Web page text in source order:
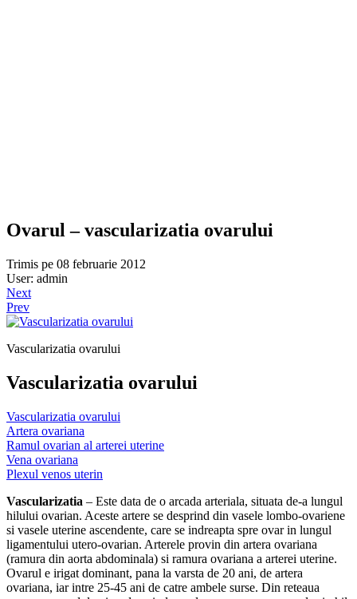
Ovarul – vascularizatia ovarului
Trimis pe 08 februarie 2012
User: admin
Next
Prev
Vascularizatia ovarului
Vascularizatia ovarului
Vascularizatia ovarului
Artera ovariana
Ramul ovarian al arterei uterine
Vena ovariana
Plexul venos uterin
Vascularizatia – Este data de o arcada arteriala, situata de-a lungul
hilului ovarian. Aceste artere se desprind din vasele lombo-ovariene
si vasele uterine ascendente, care se indreapta spre ovar in lungul
ligamentului utero-ovarian. Arterele provin din artera ovariana
(ramura din aorta abdominala) si ramura ovariana a arterei uterine.
Ovarul e irigat dominant, pana la varsta de 20 ani, de artera
ovariana, iar intre 25-45 ani de catre ambele surse. Din reteaua